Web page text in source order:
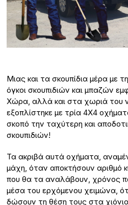
Μιας και τα σκουπίδια μέρα με
όγκοι σκουπιδιών και μπαζών
Χώρα, αλλά και στα χωριά του
εξοπλίστηκε με τρία 4Χ4
σκοπό την ταχύτερη και
σκουπιδιών!
Τα ακριβά αυτά οχήματα,
μάχη, όταν αποκτήσουν αριθμό
που θα τα αναλάβουν, χρόνος
μέσα του ερχόμενου χειμώνα,
δώσουν τη θέση τους στα χιόνια